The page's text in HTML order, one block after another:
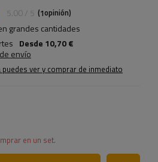
5.00 / 5 (1opinión)
grandes cantidades
Desde 10,70 €
envío
ver y comprar de inmediato
en un set.